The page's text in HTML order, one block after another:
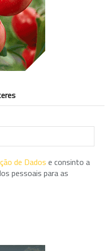
de Dados e consinto a
pessoais para as